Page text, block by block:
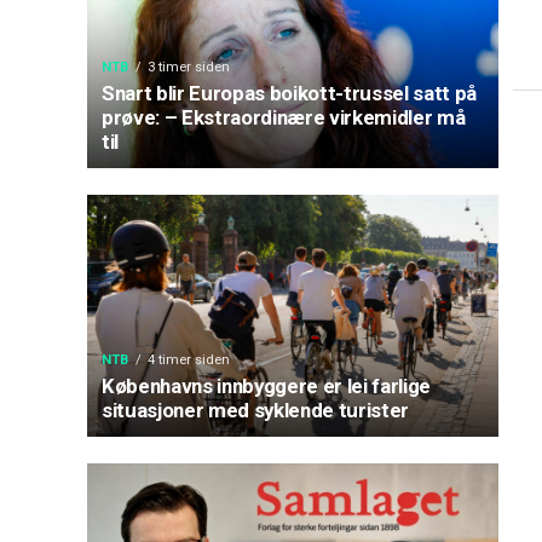
NTB 3 timer siden
Snart blir Europas boikott-trussel satt på
prøve: – Ekstraordinære virkemidler må
til
NTB 4 timer siden
Københavns innbyggere er lei farlige
situasjoner med syklende turister